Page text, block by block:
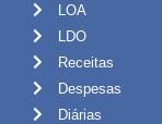
LOA
LDO
Receitas
Despesas
Diárias